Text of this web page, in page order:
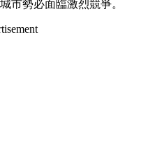
市勢必面臨激烈競爭。